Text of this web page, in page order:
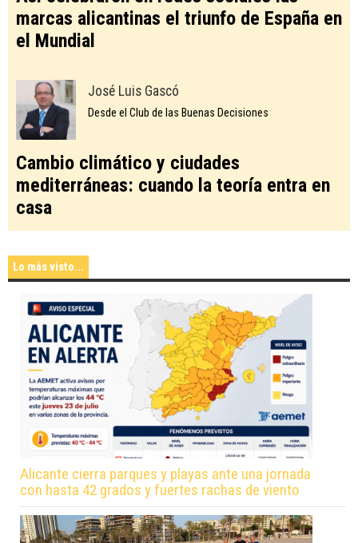
marcas alicantinas el triunfo de España en
el Mundial
José Luis Gascó
Desde el Club de las Buenas Decisiones
Cambio climático y ciudades
mediterráneas: cuando la teoría entra en
casa
Lo más visto...
Alicante cierra parques y playas ante una jornada
con hasta 42 grados y fuertes rachas de viento